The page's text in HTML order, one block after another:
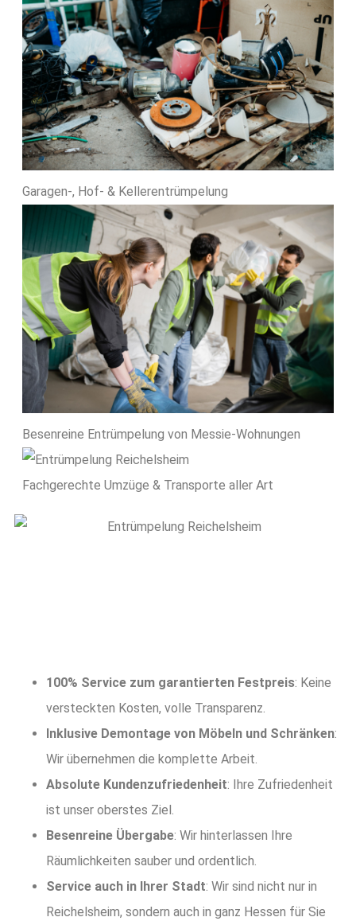
Garagen-, Hof- & Kellerentrümpelung
Besenreine Entrümpelung von Messie-Wohnungen
Fachgerechte Umzüge & Transporte aller Art
100% Service zum garantierten Festpreis: Keine
versteckten Kosten, volle Transparenz.
Inklusive Demontage von Möbeln und Schränken:
Wir übernehmen die komplette Arbeit.
Absolute Kundenzufriedenheit: Ihre Zufriedenheit
ist unser oberstes Ziel.
Besenreine Übergabe: Wir hinterlassen Ihre
Räumlichkeiten sauber und ordentlich.
Service auch in Ihrer Stadt: Wir sind nicht nur in
Reichelsheim, sondern auch in ganz Hessen für Sie